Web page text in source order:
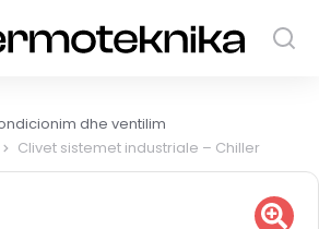
dhe ventilim
Clivet sistemet industriale – Chiller